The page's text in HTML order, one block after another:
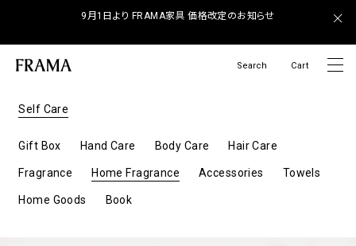
9月1日より FRAMA家具 価格改定のお知らせ
Search Cart
Self Care
Gift Box Hand Care Body Care Hair Care
Fragrance Home Fragrance Accessories Towels
Home Goods Book